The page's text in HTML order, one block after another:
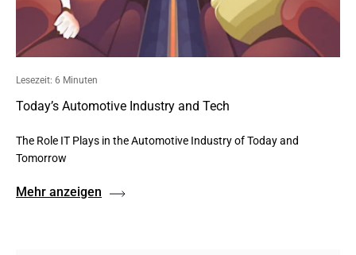
Lesezeit: 6 Minuten
Today’s Automotive Industry and Tech
The Role IT Plays in the Automotive Industry of Today and
Tomorrow
Mehr anzeigen